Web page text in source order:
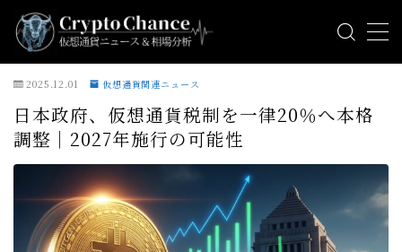
MENU
ビットコインニュース
アルトコインニュース
ミームコインニュース
2025.12.01 仮想通貨関連ニュース
日本政府、仮想通貨税制を一律20％へ本格
調整｜2027年施行の可能性